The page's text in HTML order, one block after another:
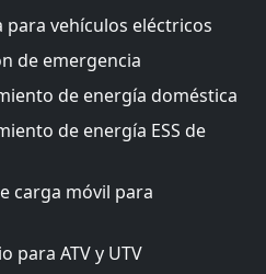
vehículos eléctricos
de emergencia
de energía doméstica
de energía ESS de
carga móvil para
para ATV y UTV